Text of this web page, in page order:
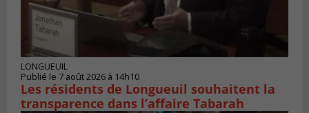
LONGUEUIL
Publié le 7 août 2026 à 14h10
Les résidents de Longueuil souhaitent la
transparence dans l’affaire Tabarah